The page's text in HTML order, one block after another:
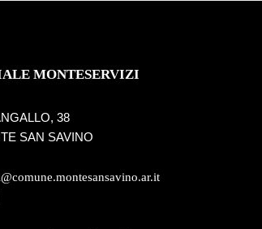
MONTESERVIZI
38
SAN SAVINO